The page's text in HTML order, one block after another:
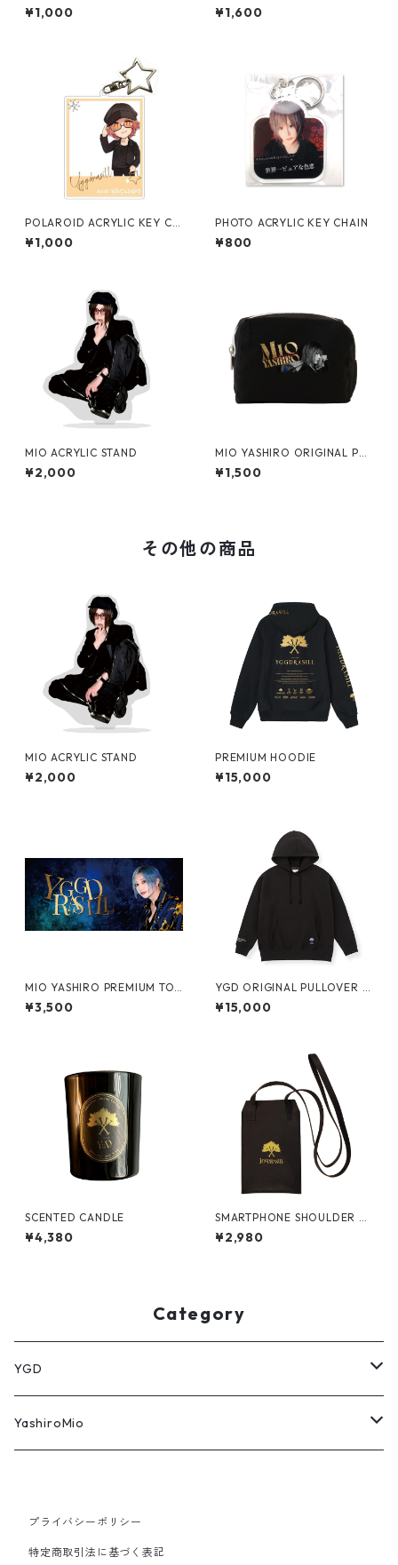
¥1,000 ¥1,600
POLAROID ACRYLIC KEY CH
AIN
¥1,000
PHOTO ACRYLIC KEY CHAIN
¥800
MIO ACRYLIC STAND
¥2,000
MIO YASHIRO ORIGINAL PO
UCH
¥1,500
その他の商品
MIO ACRYLIC STAND
¥2,000
PREMIUM HOODIE
¥15,000
MIO YASHIRO PREMIUM TO
WEL2
¥3,500
YGD ORIGINAL PULLOVER H
OODIE【BLACK】
¥15,000
SCENTED CANDLE
¥4,380
SMARTPHONE SHOULDER BA
G
¥2,980
Category
YGD
パーカー
Tシャツ
YashiroMio
モバイルバッテリー
プライバシーポリシー
特定商取引法に基づく表記